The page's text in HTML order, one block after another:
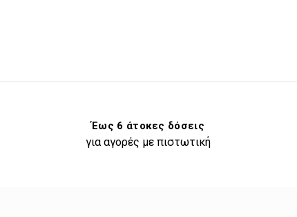
Έως 6 άτοκες δόσεις
για αγορές με πιστωτική